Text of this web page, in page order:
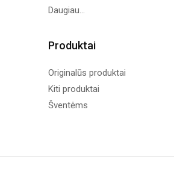
Daugiau...
Produktai
Originalūs produktai
Kiti produktai
Šventėms